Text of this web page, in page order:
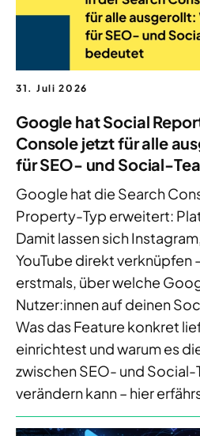
31. Juli 2026
Google hat Social
Console jetzt für alle
für SEO- und Social-
Google hat die Search
Property-Typ erweitert:
Damit lassen sich
YouTube direkt verknüpfen
erstmals, über welche
Nutzer:innen auf deinen
Was das Feature konkret
einrichtest und warum es
zwischen SEO- und
verändern kann – hier